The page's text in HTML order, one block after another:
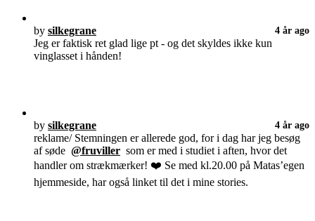
by silkegrane 4 år ago
Jeg er faktisk ret glad lige pt - og det skyldes ikke kun
vinglasset i hånden!
by silkegrane 4 år ago
reklame/ Stemningen er allerede god, for i dag har jeg besøg
af søde @fruviller som er med i studiet i aften, hvor det
handler om strækmærker! ❤️ Se med kl.20.00 på Matas’egen
hjemmeside, har også linket til det i mine stories.